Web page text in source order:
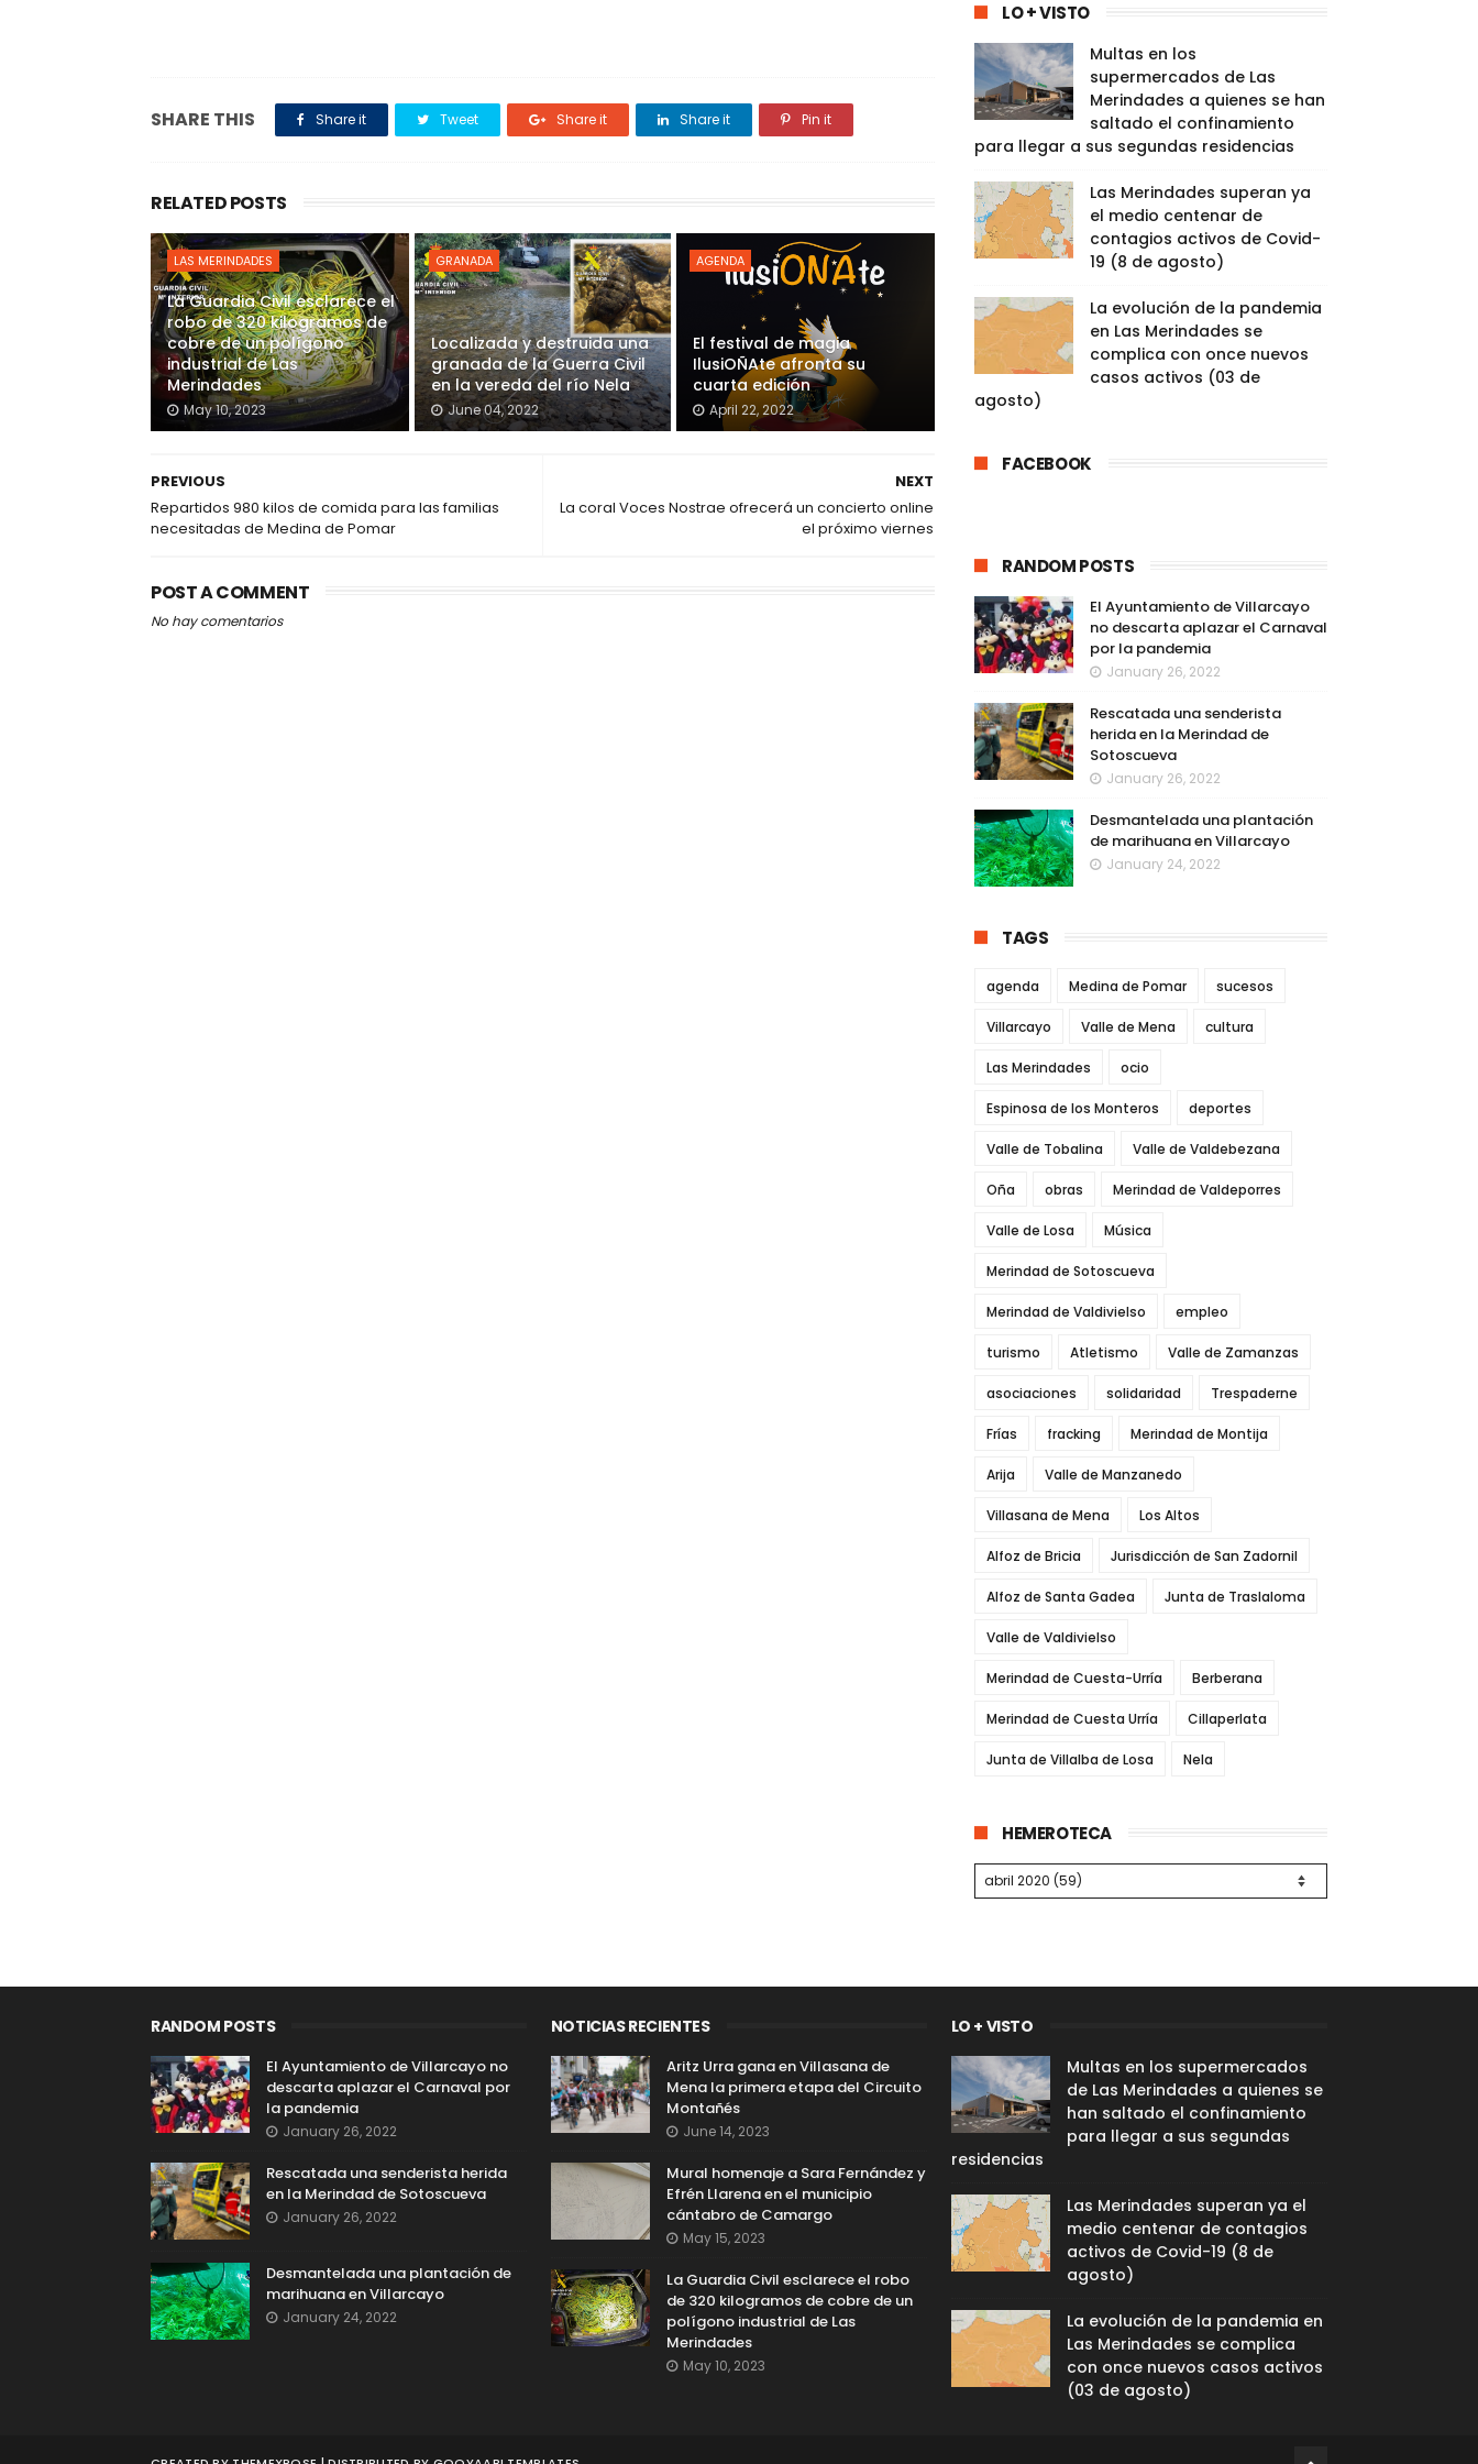
SHARE THIS Share it Tweet Share it Share it Pin it
RELATED POSTS
LAS MERINDADES
La Guardia Civil esclarece el
robo de 320 kilogramos de
cobre de un polígono
industrial de Las
Merindades
May 10, 2023
GRANADA
Localizada y destruida una
granada de la Guerra Civil
en la vereda del río Nela
June 04, 2022
AGENDA
El festival de magia
IlusiOÑAte afronta su
cuarta edición
April 22, 2022
NEXT
La coral Voces Nostrae ofrecerá un concierto online
el próximo viernes
PREVIOUS
Repartidos 980 kilos de comida para las familias
necesitadas de Medina de Pomar
POST A COMMENT
No hay comentarios
LO + VISTO
Multas en los
supermercados de Las
Merindades a quienes se han
saltado el confinamiento
para llegar a sus segundas residencias
Las Merindades superan ya
el medio centenar de
contagios activos de Covid-
19 (8 de agosto)
La evolución de la pandemia
en Las Merindades se
complica con once nuevos
casos activos (03 de
agosto)
FACEBOOK
RANDOM POSTS
El Ayuntamiento de Villarcayo
no descarta aplazar el Carnaval
por la pandemia
January 26, 2022
Rescatada una senderista
herida en la Merindad de
Sotoscueva
January 26, 2022
Desmantelada una plantación
de marihuana en Villarcayo
January 24, 2022
TAGS
agenda Medina de Pomar sucesos
Villarcayo Valle de Mena cultura
Las Merindades ocio
Espinosa de los Monteros deportes
Valle de Tobalina Valle de Valdebezana
Oña obras Merindad de Valdeporres
Valle de Losa Música
Merindad de Sotoscueva
Merindad de Valdivielso empleo
turismo Atletismo Valle de Zamanzas
asociaciones solidaridad Trespaderne
Frías fracking Merindad de Montija
Arija Valle de Manzanedo
Villasana de Mena Los Altos
Alfoz de Bricia Jurisdicción de San Zadornil
Alfoz de Santa Gadea Junta de Traslaloma
Valle de Valdivielso
Merindad de Cuesta-Urría Berberana
Merindad de Cuesta Urría Cillaperlata
Junta de Villalba de Losa Nela
HEMEROTECA
RANDOM POSTS
El Ayuntamiento de Villarcayo no
descarta aplazar el Carnaval por
la pandemia
January 26, 2022
Rescatada una senderista herida
en la Merindad de Sotoscueva
January 26, 2022
Desmantelada una plantación de
marihuana en Villarcayo
January 24, 2022
NOTICIAS RECIENTES
Aritz Urra gana en Villasana de
Mena la primera etapa del Circuito
Montañés
June 14, 2023
Mural homenaje a Sara Fernández y
Efrén Llarena en el municipio
cántabro de Camargo
May 15, 2023
La Guardia Civil esclarece el robo
de 320 kilogramos de cobre de un
polígono industrial de Las
Merindades
May 10, 2023
LO + VISTO
Multas en los supermercados
de Las Merindades a quienes se
han saltado el confinamiento
para llegar a sus segundas
residencias
Las Merindades superan ya el
medio centenar de contagios
activos de Covid-19 (8 de
agosto)
La evolución de la pandemia en
Las Merindades se complica
con once nuevos casos activos
(03 de agosto)